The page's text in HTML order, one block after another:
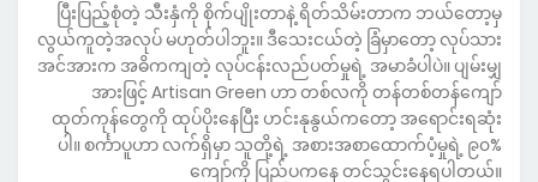
ပြီးပြည့်စုံတဲ့ သီးနှံကို စိုက်ပျိုးတာနဲ့ ရိတ်သိမ်းတာက ဘယ်တော့မှ
လွယ်ကူတဲ့အလုပ် မဟုတ်ပါဘူး။ ဒီသေးငယ်တဲ့ ခြံမှာတော့ လုပ်သား
အင်အားက အဓိကကျတဲ့ လုပ်ငန်းလည်ပတ်မှုရဲ့ အမာခံပါပဲ။ ပျမ်းမျှ
အားဖြင့် Artisan Green ဟာ တစ်လကို တန်တစ်တန်ကျော်
ထုတ်ကုန်တွေကို ထုပ်ပိုးနေပြီး ဟင်းနုနွယ်ကတော့ အရောင်းရဆုံး
ပါ။ စင်္ကာပူဟာ လက်ရှိမှာ သူတို့ရဲ့ အစားအစာထောက်ပံ့မှုရဲ့ ၉၀%
ကျော်ကို ပြည်ပကနေ တင်သွင်းနေရပါတယ်။